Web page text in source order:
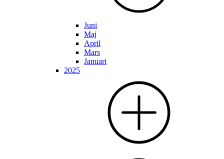
Juni
Maj
April
Mars
Januari
2025